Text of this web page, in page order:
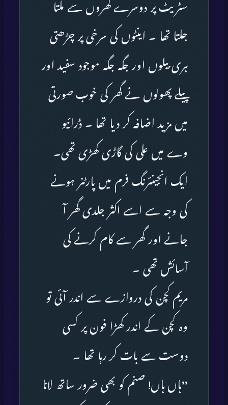
سٹریٹ پر دوسرے گھروں سے ملتا
جلتا تھا ۔ اینٹوں کی سرخی پر چڑھتی
ہری بیلوں اور جگہ جگہ موجود سفید اور
پیلے پھولوں نے گھر کی خوب صورتی
میں مزید اضافہ کر دیا تھا ۔ ڈرائیو
وے میں علی کی گاڑی کھڑی تھی۔
ایک انجینئرنگ فرم میں پارٹنر ہونے
کی وجہ سے اسے اکثر جلدی گھر آ
جانے اور گھر سے کام کرنے کی
آسائش تھی ۔
مریم کچن کی دروازے سے اندر آئی تو
وہ کچن کے اندر کھڑا فون پر کسی
دوست سے بات کر رہا تھا ۔
’’ہاں ہاں! صنم کو بھی ضرور ساتھ لانا